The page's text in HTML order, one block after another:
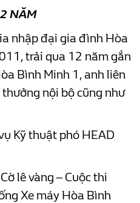
NĂM
nhập đại gia đình Hòa
trải qua 12 năm gắn
Bình Minh 1, anh liên
nội bộ cũng như
Kỹ thuật phó HEAD
lê vàng – Cuộc thi
Xe máy Hòa Bình